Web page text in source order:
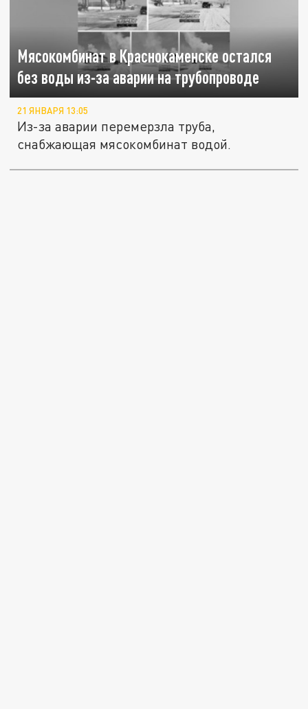
Мясокомбинат в Краснокаменске остался
без воды из-за аварии на трубопроводе
21 ЯНВАРЯ 13:05
Из-за аварии перемерзла труба,
снабжающая мясокомбинат водой.